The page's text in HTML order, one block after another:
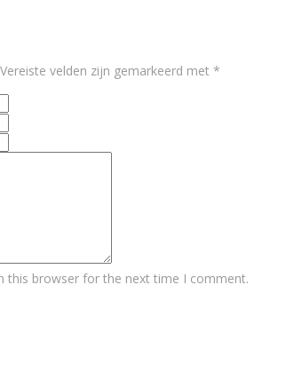
Vereiste velden zijn gemarkeerd met *
this browser for the next time I comment.